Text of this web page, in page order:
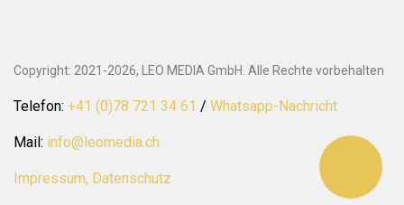
Copyright: 2021-2026, LEO MEDIA GmbH. Alle Rechte vorbehalten
Telefon: +41 (0)78 721 34 61 / Whatsapp-Nachricht
Mail: info@leomedia.ch
Impressum, Datenschutz